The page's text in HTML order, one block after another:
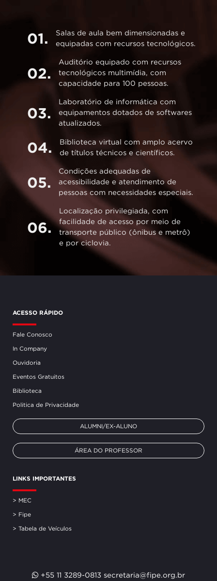
01.
Salas de aula bem dimensionadas e
equipadas com recursos tecnológicos.
02.
Auditório equipado com recursos
tecnológicos multimídia, com
capacidade para 100 pessoas.
03.
Laboratório de informática com
equipamentos dotados de softwares
atualizados.
04.
Biblioteca virtual com amplo acervo
de títulos técnicos e científicos.
05.
Condições adequadas de
acessibilidade e atendimento de
pessoas com necessidades especiais.
06.
Localização privilegiada, com
facilidade de acesso por meio de
transporte público (ônibus e metrô)
e por ciclovia.
ACESSO RÁPIDO
Fale Conosco
In Company
Ouvidoria
Eventos Gratuitos
Biblioteca
Politica de Privacidade
ALUMNI/EX-ALUNO
ÁREA DO PROFESSOR
LINKS IMPORTANTES
> MEC
> Fipe
> Tabela de Veículos
+55 11 3289-0813 secretaria@fipe.org.br